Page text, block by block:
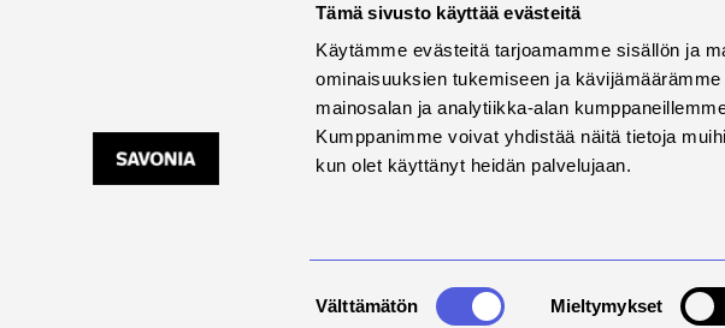
Tämä sivusto käyttää evästeitä
Käytämme evästeitä tarjoamamme sisällön ja
ominaisuuksien tukemiseen ja
mainosalan ja analytiikka-alan
Kumppanimme voivat yhdistää näitä tietoja
kun olet käyttänyt heidän palvelujaan.
Välttämätön Mieltymykset
kouluttaa, tutkii, kehittää